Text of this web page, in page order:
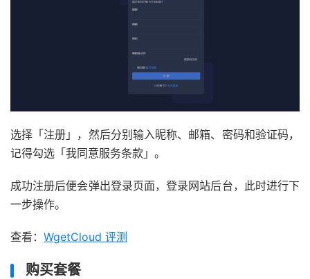
选择「注册」，然后分别输入昵称、邮箱、密码和验证码，
记得勾选「我同意服务条款」。
成功注册后便会弹出登录页面，登录网站后台，此时进行下
一步操作。
查看： WgetCloud 评测
购买套餐